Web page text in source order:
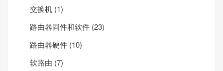
交换机 (1)
路由器固件和软件 (23)
路由器硬件 (10)
软路由 (7)